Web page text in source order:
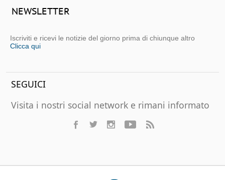
NEWSLETTER
Iscriviti e ricevi le notizie del giorno prima di chiunque altro
Clicca qui
SEGUICI
Visita i nostri social network e rimani informato